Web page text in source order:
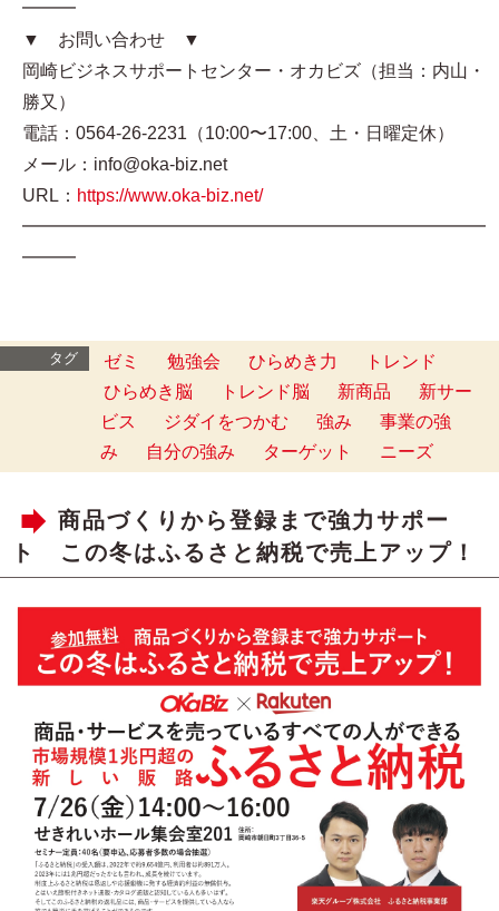
━━━
▼ お問い合わせ ▼
岡崎ビジネスサポートセンター・オカビズ（担当：内山・
勝又）
電話：0564-26-2231（10:00〜17:00、土・日曜定休）
メール：info@oka-biz.net
URL： https://www.oka-biz.net/
━━━━━━━━━━━━━━━━━━━━━━━━━━
━━━
タグ ゼミ 勉強会 ひらめき力
トレンド
ひらめき脳
トレンド脳 新商品
新サー
ビス
ジダイをつかむ 強み
事業の強
み
自分の強み ターゲット ニーズ
商品づくりから登録まで強力サポー
ト この冬はふるさと納税で売上アップ！